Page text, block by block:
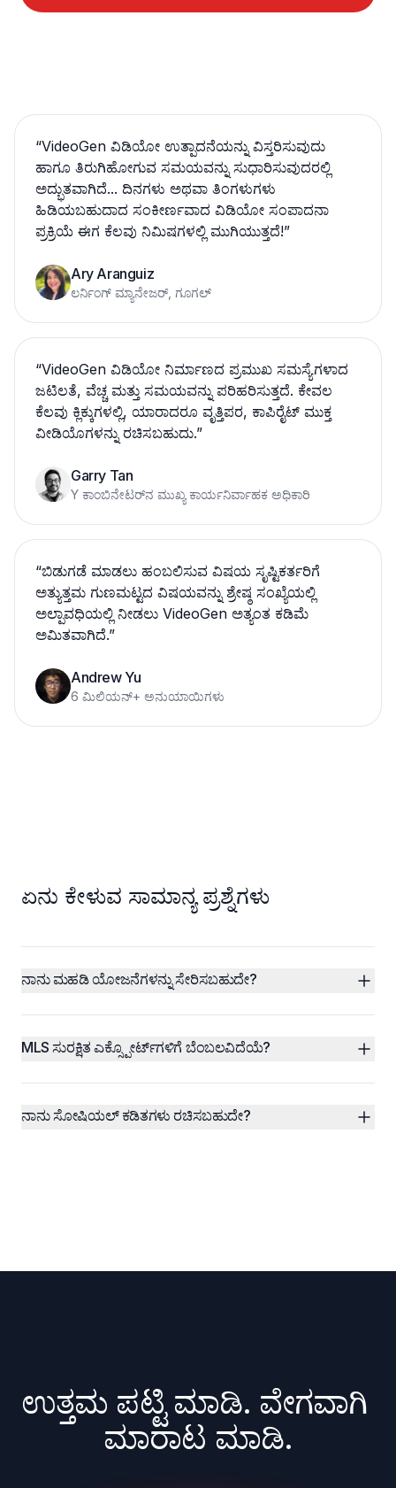
“VideoGen ವಿಡಿಯೋ ಉತ್ಪಾದನೆಯನ್ನು ವಿಸ್ತರಿಸುವುದು
ಹಾಗೂ ತಿರುಗಿಹೋಗುವ ಸಮಯವನ್ನು ಸುಧಾರಿಸುವುದರಲ್ಲಿ
ಅದ್ಭುತವಾಗಿದೆ... ದಿನಗಳು ಅಥವಾ ತಿಂಗಳುಗಳು
ಹಿಡಿಯಬಹುದಾದ ಸಂಕೀರ್ಣವಾದ ವಿಡಿಯೋ ಸಂಪಾದನಾ
ಪ್ರಕ್ರಿಯೆ ಈಗ ಕೆಲವು ನಿಮಿಷಗಳಲ್ಲಿ ಮುಗಿಯುತ್ತದೆ!”
Ary Aranguiz
ಲರ್ನಿಂಗ್ ಮ್ಯಾನೇಜರ್, ಗೂಗಲ್
“VideoGen ವಿಡಿಯೋ ನಿರ್ಮಾಣದ ಪ್ರಮುಖ ಸಮಸ್ಯೆಗಳಾದ
ಜಟಿಲತೆ, ವೆಚ್ಚ ಮತ್ತು ಸಮಯವನ್ನು ಪರಿಹರಿಸುತ್ತದೆ. ಕೇವಲ
ಕೆಲವು ಕ್ಲಿಕ್ಕುಗಳಲ್ಲಿ, ಯಾರಾದರೂ ವೃತ್ತಿಪರ, ಕಾಪಿರೈಟ್ ಮುಕ್ತ
ವೀಡಿಯೊಗಳನ್ನು ರಚಿಸಬಹುದು.”
Garry Tan
Y ಕಾಂಬಿನೇಟರ್‌ನ ಮುಖ್ಯ ಕಾರ್ಯನಿರ್ವಾಹಕ ಅಧಿಕಾರಿ
“ಬಿಡುಗಡೆ ಮಾಡಲು ಹಂಬಲಿಸುವ ವಿಷಯ ಸೃಷ್ಟಿಕರ್ತರಿಗೆ
ಅತ್ಯುತ್ತಮ ಗುಣಮಟ್ಟದ ವಿಷಯವನ್ನು ಶ್ರೇಷ್ಠ ಸಂಖ್ಯೆಯಲ್ಲಿ
ಅಲ್ಪಾವಧಿಯಲ್ಲಿ ನೀಡಲು VideoGen ಅತ್ಯಂತ ಕಡಿಮೆ
ಅಮಿತವಾಗಿದೆ.”
Andrew Yu
6 ಮಿಲಿಯನ್+ ಅನುಯಾಯಿಗಳು
ಏನು ಕೇಳುವ ಸಾಮಾನ್ಯ ಪ್ರಶ್ನೆಗಳು
ನಾನು ಮಹಡಿ ಯೋಜನೆಗಳನ್ನು ಸೇರಿಸಬಹುದೇ?
MLS ಸುರಕ್ಷಿತ ಎಕ್ಸ್ಪೋರ್ಟ್‌ಗಳಿಗೆ ಬೆಂಬಲವಿದೆಯೆ?
ನಾನು ಸೋಷಿಯಲ್ ಕಡಿತಗಳು ರಚಿಸಬಹುದೇ?
ಉತ್ತಮ ಪಟ್ಟಿ ಮಾಡಿ. ವೇಗವಾಗಿ
ಮಾರಾಟ ಮಾಡಿ.